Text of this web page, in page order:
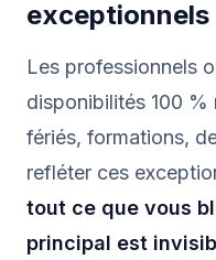
exceptionnels
Les professionnels
disponibilités 100 %
fériés, formations,
refléter ces
tout ce que vous
principal est